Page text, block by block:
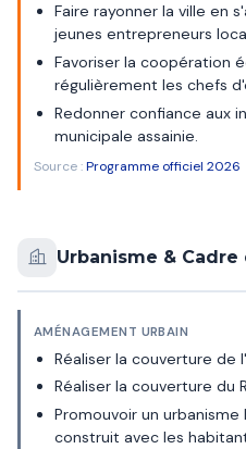
Faire rayonner la ville en
jeunes entrepreneurs
Favoriser la coopération
régulièrement les chefs
Redonner confiance aux
municipale assainie.
Source :Programme officiel 2026
Urbanisme & Cadre
AMÉNAGEMENT URBAIN
Réaliser la couverture de
Réaliser la couverture du
Promouvoir un
construit avec les